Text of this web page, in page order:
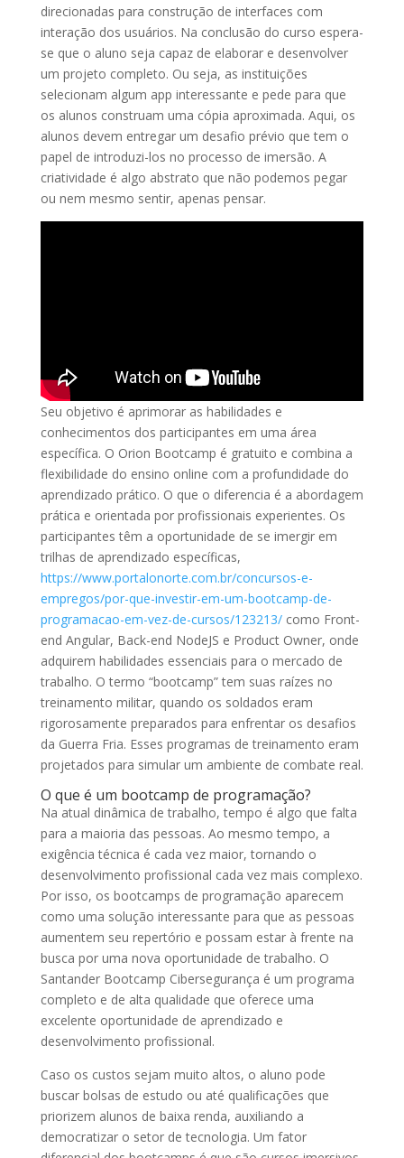
direcionadas para construção de interfaces com
interação dos usuários. Na conclusão do curso espera-
se que o aluno seja capaz de elaborar e desenvolver
um projeto completo. Ou seja, as instituições
selecionam algum app interessante e pede para que
os alunos construam uma cópia aproximada. Aqui, os
alunos devem entregar um desafio prévio que tem o
papel de introduzi-los no processo de imersão. A
criatividade é algo abstrato que não podemos pegar
ou nem mesmo sentir, apenas pensar.
Seu objetivo é aprimorar as habilidades e
conhecimentos dos participantes em uma área
específica. O Orion Bootcamp é gratuito e combina a
flexibilidade do ensino online com a profundidade do
aprendizado prático. O que o diferencia é a abordagem
prática e orientada por profissionais experientes. Os
participantes têm a oportunidade de se imergir em
trilhas de aprendizado específicas,
https://www.portalonorte.com.br/concursos-e-
empregos/por-que-investir-em-um-bootcamp-de-
programacao-em-vez-de-cursos/123213/como Front-
end Angular, Back-end NodeJS e Product Owner, onde
adquirem habilidades essenciais para o mercado de
trabalho. O termo “bootcamp” tem suas raízes no
treinamento militar, quando os soldados eram
rigorosamente preparados para enfrentar os desafios
da Guerra Fria. Esses programas de treinamento eram
projetados para simular um ambiente de combate real.
O que é um bootcamp de programação?
Na atual dinâmica de trabalho, tempo é algo que falta
para a maioria das pessoas. Ao mesmo tempo, a
exigência técnica é cada vez maior, tornando o
desenvolvimento profissional cada vez mais complexo.
Por isso, os bootcamps de programação aparecem
como uma solução interessante para que as pessoas
aumentem seu repertório e possam estar à frente na
busca por uma nova oportunidade de trabalho. O
Santander Bootcamp Cibersegurança é um programa
completo e de alta qualidade que oferece uma
excelente oportunidade de aprendizado e
desenvolvimento profissional.
Caso os custos sejam muito altos, o aluno pode
buscar bolsas de estudo ou até qualificações que
priorizem alunos de baixa renda, auxiliando a
democratizar o setor de tecnologia. Um fator